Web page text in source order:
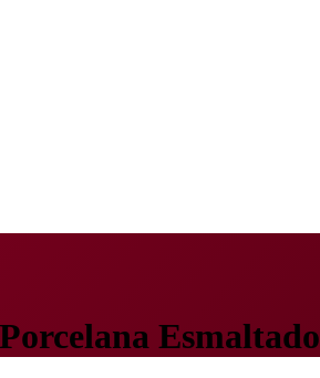
Esmaltado